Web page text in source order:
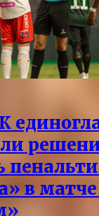
в матче